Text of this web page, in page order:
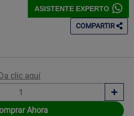
ASISTENTE EXPERTO
COMPARTIR
clic aquí
Ahora